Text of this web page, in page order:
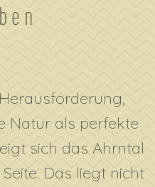
Natur als perfekte
sich das Ahrntal
Das liegt nicht